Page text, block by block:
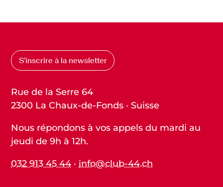
S’inscrire à la newsletter
Rue de la Serre 64
2300 La Chaux-de-Fonds · Suisse
Nous répondons à vos appels du mardi au
jeudi de 9h à 12h.
032 913 45 44 ·info@club-44.ch